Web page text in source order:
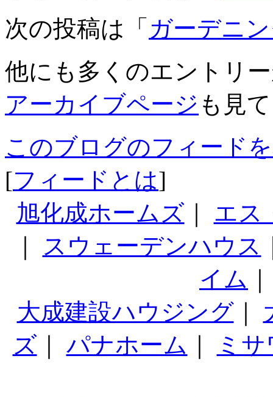
次の投稿は「 ガーデニ
他にも多くのエントリ
アーカイブページ も見
このブログのフィード
[フィードとは]
旭化成ホームズ｜ エス
スウェーデンハウス
イム
大成建設ハウジング｜
ズ｜ パナホーム ミ